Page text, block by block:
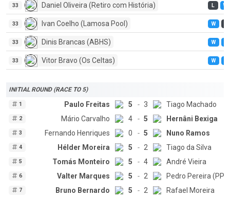
33 Daniel Oliveira (Retiro com História) L W
33 Ivan Coelho (Lamosa Pool) W
33 Dinis Brancas (ABHS) W
33 Vitor Bravo (Os Celtas) W
INITIAL ROUND (RACE TO 5)
1 Paulo Freitas 5 - 3 Tiago Machado
2 Mário Carvalho 4 - 5 Hernâni Bexiga
3 Fernando Henriques 0 - 5 Nuno Ramos
4 Hélder Moreira 5 - 2 Tiago da Silva
5 Tomás Monteiro 5 - 4 André Vieira
6 Valter Marques 5 - 2 Pedro Pereira (PP)
7 Bruno Bernardo 5 - 2 Rafael Moreira